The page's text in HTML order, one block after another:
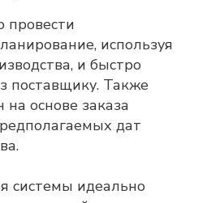
провести
используя
и быстро
поставщику. Также
основе заказа
дат
системы идеально
APS
для